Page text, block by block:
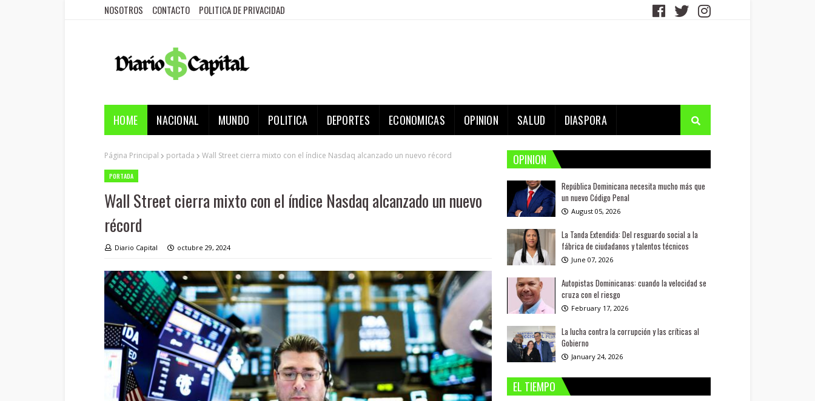
NOSOTROS CONTACTO POLITICA DE PRIVACIDAD
HOME NACIONAL MUNDO POLITICA DEPORTES ECONOMICAS OPINION SALUD DIASPORA
Página Principal portada Wall Street cierra mixto con el índice Nasdaq alcanzado un nuevo récord
PORTADA
Wall Street cierra mixto con el índice Nasdaq alcanzado un nuevo
récord
Diario Capital octubre 29, 2024
OPINION
República Dominicana necesita mucho más que
un nuevo Código Penal
August 05, 2026
La Tanda Extendida: Del resguardo social a la
fábrica de ciudadanos y talentos técnicos
June 07, 2026
Autopistas Dominicanas: cuando la velocidad se
cruza con el riesgo
February 17, 2026
La lucha contra la corrupción y las críticas al
Gobierno
January 24, 2026
EL TIEMPO